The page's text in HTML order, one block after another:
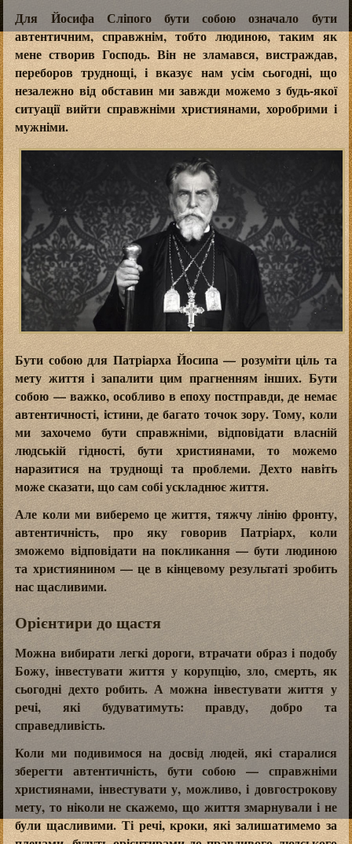
Для Йосифа Сліпого бути собою означало бути
автентичним, справжнім, тобто людиною, таким як
мене створив Господь. Він не зламався, вистраждав,
переборов труднощі, і вказує нам усім сьогодні, що
незалежно від обставин ми завжди можемо з будь-якої
ситуації вийти справжніми християнами, хоробрими і
мужніми.
Бути собою для Патріарха Йосипа — розуміти ціль та
мету життя і запалити цим прагненням інших. Бути
собою — важко, особливо в епоху постправди, де немає
автентичності, істини, де багато точок зору. Тому, коли
ми захочемо бути справжніми, відповідати власній
людській гідності, бути християнами, то можемо
наразитися на труднощі та проблеми. Дехто навіть
може сказати, що сам собі ускладнює життя.
Але коли ми виберемо це життя, тяжчу лінію фронту,
автентичність, про яку говорив Патріарх, коли
зможемо відповідати на покликання — бути людиною
та християнином — це в кінцевому результаті зробить
нас щасливими.
Орієнтири до щастя
Можна вибирати легкі дороги, втрачати образ і подобу
Божу, інвестувати життя у корупцію, зло, смерть, як
сьогодні дехто робить. А можна інвестувати життя у
речі, які будуватимуть: правду, добро та
справедливість.
Коли ми подивимося на досвід людей, які старалися
зберегти автентичність, бути собою — справжніми
християнами, інвестувати у, можливо, і довгострокову
мету, то ніколи не скажемо, що життя змарнували і не
були щасливими. Ті речі, кроки, які залишатимемо за